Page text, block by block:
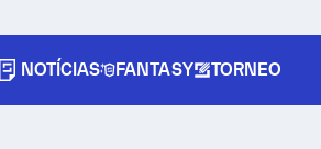
NOTÍCIAS FANTASY TORNEO